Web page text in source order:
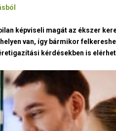
képviseli magát az ékszer
van, így bármikor
kérdésekben is